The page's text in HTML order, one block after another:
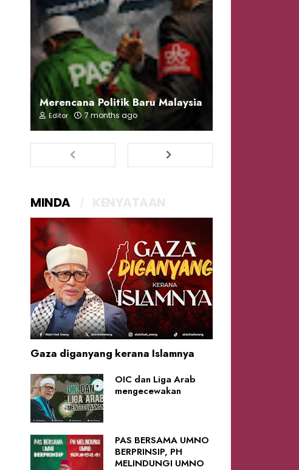
Merencana Politik Baru Malaysia
Editor 7 months ago
MINDA
Gaza diganyang kerana Islamnya
OIC dan Liga Arab
mengecewakan
PAS BERSAMA UMNO
BERPRINSIP, PH
MELINDUNGI UMNO